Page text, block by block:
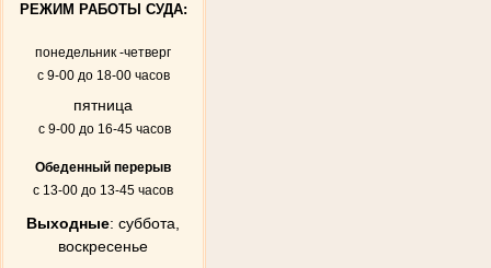
РЕЖИМ РАБОТЫ СУДА:
понедельник -четверг
с 9-00 до 18-00 часов
пятница
с 9-00 до 16-45 часов
Обеденный перерыв
с 13-00 до 13-45 часов
Выходные: суббота,
воскресенье